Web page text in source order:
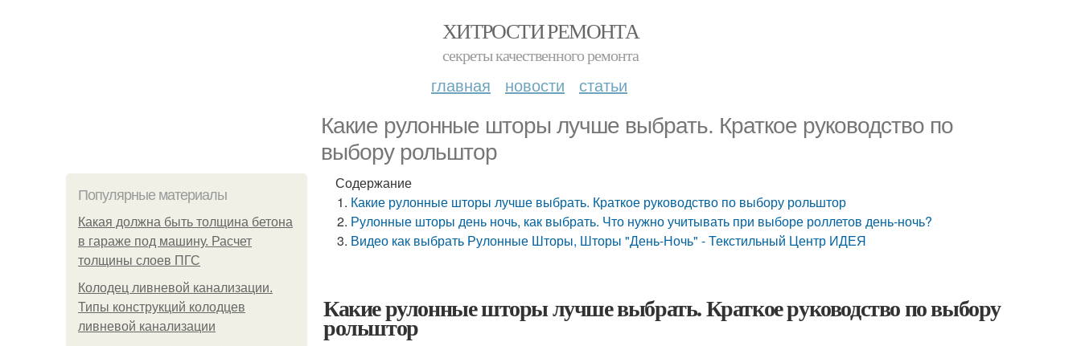
ХИТРОСТИ РЕМОНТА
секреты качественного ремонта
главная новости статьи
Какие рулонные шторы лучше выбрать. Краткое руководство по
выбору рольштор
Популярные материалы
Какая должна быть толщина бетона
в гараже под машину. Расчет
толщины слоев ПГС
Колодец ливневой канализации.
Типы конструкций колодцев
ливневой канализации
Содержание
Какие рулонные шторы лучше выбрать. Краткое руководство по выбору рольштор
Рулонные шторы день ночь, как выбрать. Что нужно учитывать при выборе роллетов день-ночь?
Видео как выбрать Рулонные Шторы, Шторы "День-Ночь" - Текстильный Центр ИДЕЯ
Какие рулонные шторы лучше выбрать. Краткое руководство по выбору
рольштор